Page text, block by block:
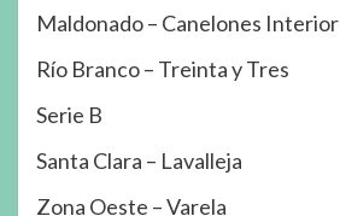
Maldonado – Canelones Interior
Río Branco – Treinta y Tres
Serie B
Santa Clara – Lavalleja
Zona Oeste – Varela